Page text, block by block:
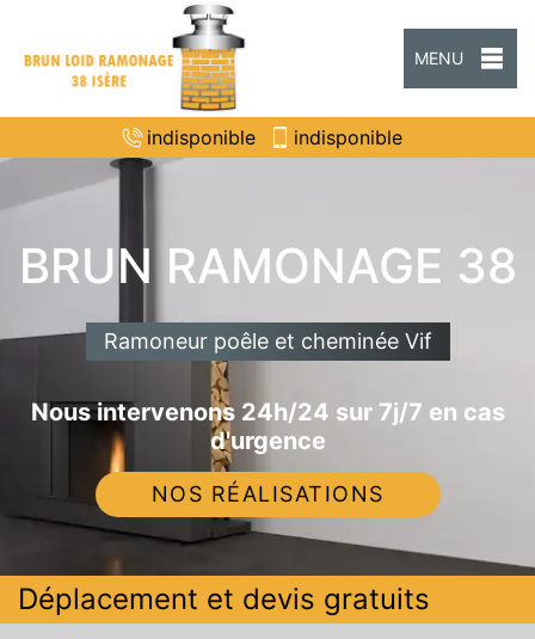
MENU
indisponible indisponible
BRUN RAMONAGE 38
Ramoneur poêle et cheminée Vif
Nous intervenons 24h/24 sur 7j/7 en cas
d'urgence
NOS RÉALISATIONS
Déplacement et devis gratuits